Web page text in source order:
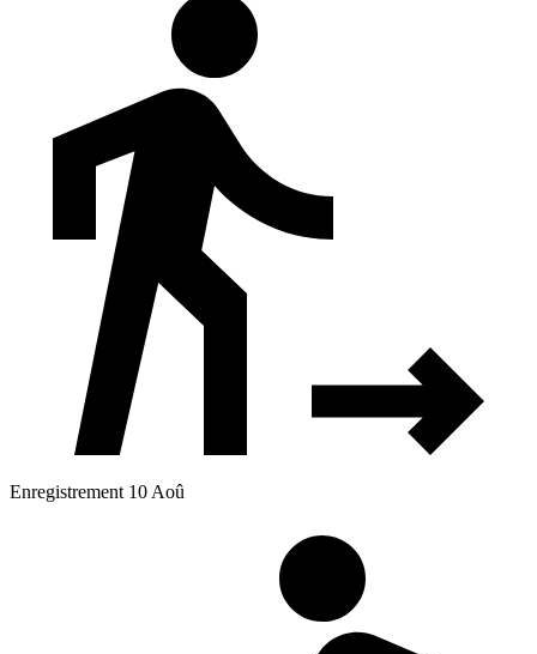
Enregistrement 10 Aoû